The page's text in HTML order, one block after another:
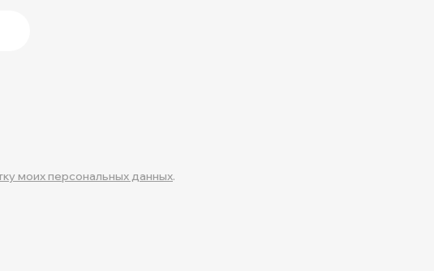
моих персональных данных.